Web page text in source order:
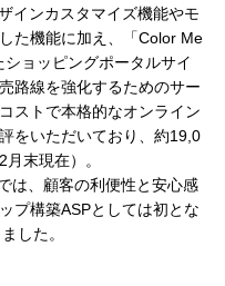
インカスタマイズ機能やモ
た機能に加え、「Color Me
ョッピングポータルサイ
路線を強化するためのサー
ストで本格的なオンライン
をいただいており、約19,0
末現在）。
は、顧客の利便性と安心感
プ構築ASPとしては初とな
した。